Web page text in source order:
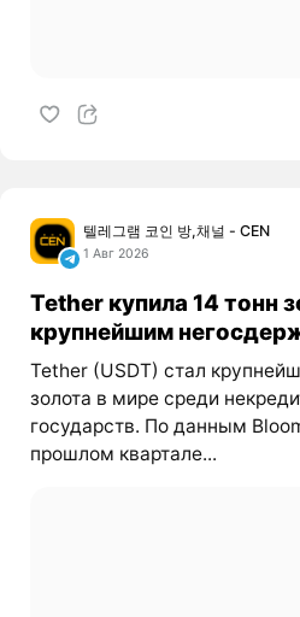
텔레그램 코인 방,채널 - CEN
1 Авг 2026
Tether купила 14 тонн
крупнейшим
Tether (USDT) стал
золота в мире среди
государств. По данным
прошлом квартале...